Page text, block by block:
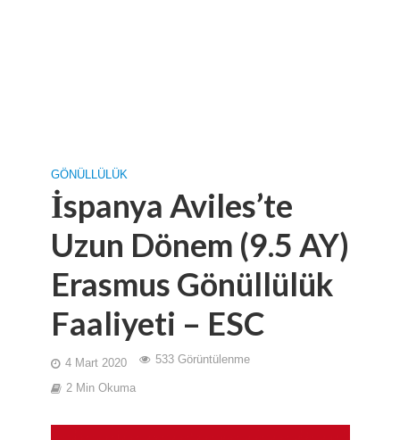
GÖNÜLLÜLÜK
İspanya Aviles’te
Uzun Dönem (9.5 AY)
Erasmus Gönüllülük
Faaliyeti – ESC
4 Mart 2020 533 Görüntülenme
2 Min Okuma